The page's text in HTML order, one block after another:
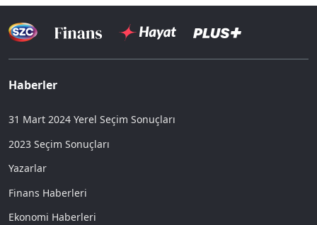
Haberler
31 Mart 2024 Yerel Seçim Sonuçları
2023 Seçim Sonuçları
Yazarlar
Finans Haberleri
Ekonomi Haberleri